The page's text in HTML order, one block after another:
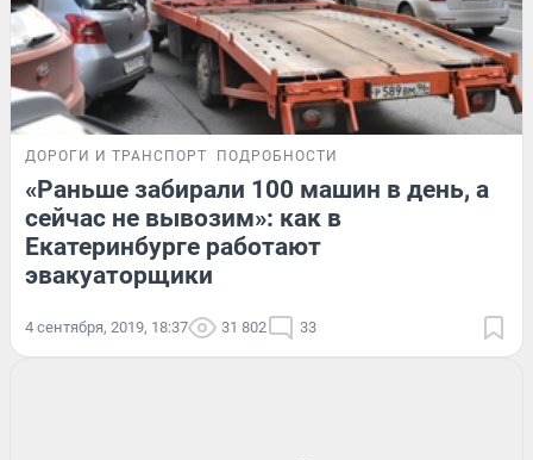
ДОРОГИ И ТРАНСПОРТ ПОДРОБНОСТИ
«Раньше забирали 100 машин в день, а
сейчас не вывозим»: как в
Екатеринбурге работают
эвакуаторщики
4 сентября, 2019, 18:37 31 802 33